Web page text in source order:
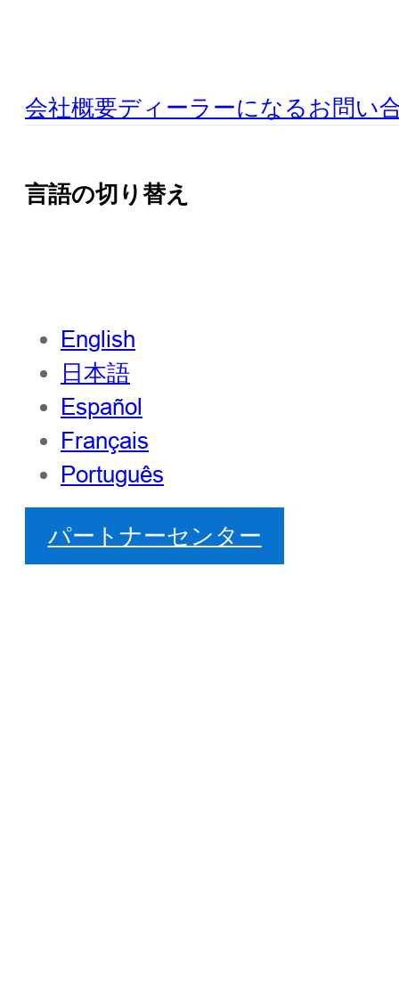
会社概要ディーラーになるお問い
言語の切り替え
English
日本語
Español
Français
Português
パートナーセンター